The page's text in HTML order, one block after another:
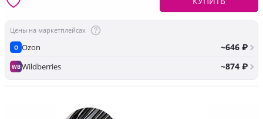
Цены на маркетплейсах
O Ozon ~646 ₽
WBWildberries ~874 ₽